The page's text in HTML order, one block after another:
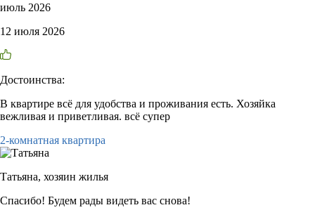
июль 2026
12 июля 2026
Достоинства:
В квартире всё для удобства и проживания есть. Хозяйка
вежливая и приветливая. всё супер
2-комнатная квартира
Татьяна, хозяин жилья
Спасибо! Будем рады видеть вас снова!